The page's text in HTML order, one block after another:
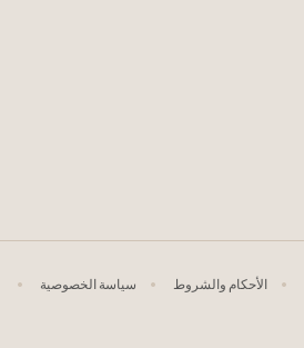
سياسة الخصوصية الأحكام والشروط